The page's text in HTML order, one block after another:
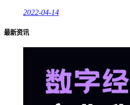
2022-04-14
最新资讯